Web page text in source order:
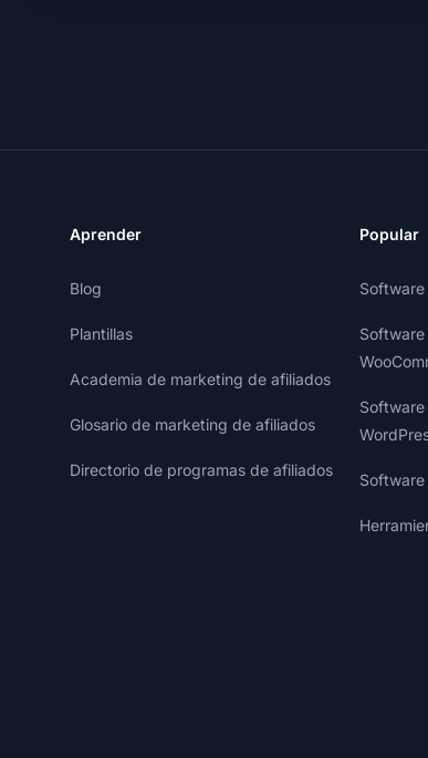
Aprender
Blog
Plantillas
Academia de marketing de afiliados
Glosario de marketing de afiliados
Directorio de programas de afiliados
Popular